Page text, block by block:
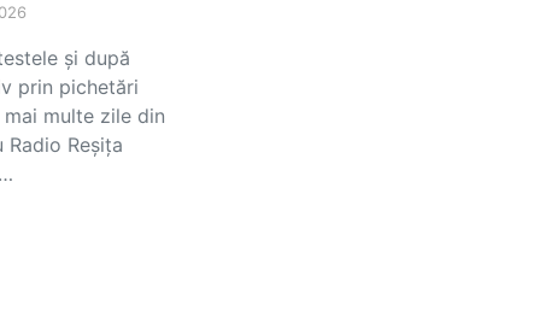
și după
prin pichetări
multe zile din
Reșița